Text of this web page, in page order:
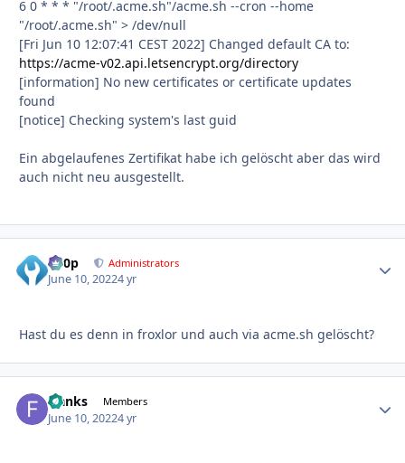
6 0 * * * "/root/.acme.sh"/acme.sh --cron --home
"/root/.acme.sh" > /dev/null
[Fri Jun 10 12:07:41 CEST 2022] Changed default CA to:
https://acme-v02.api.letsencrypt.org/directory
[information] No new certificates or certificate updates
found
[notice] Checking system's last guid
Ein abgelaufenes Zertifikat habe ich gelöscht aber das wird
auch nicht neu ausgestellt.
d00p Administrators
June 10, 20224 yr
Hast du es denn in froxlor und auch via acme.sh gelöscht?
franks Members
June 10, 20224 yr